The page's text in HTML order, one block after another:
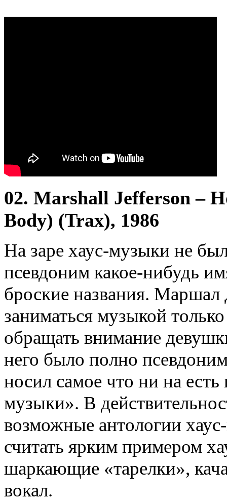
02. Marshall Jefferson –
Body) (Trax), 1986
На заре хаус-музыки не
псевдоним какое-нибудь
броские названия.
заниматься музыкой
обращать внимание
него было полно
носил самое что ни на
музыки». В
возможные антологии
считать ярким примером
шаркающие «тарелки»,
вокал.